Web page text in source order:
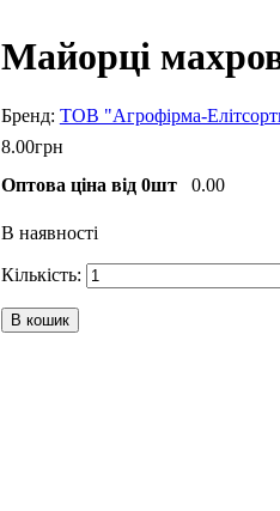
Майорці
ТОВ "Агрофірма-
8.00грн
Оптова ціна від 0шт
0.00
В наявності
В кошик